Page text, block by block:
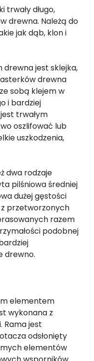
trwały długo,
drewna. Należą do
jak dąb, klon i
jest sklejka,
drewna
sobą klejem w
i bardziej
trwałym
oszlifować lub
uszkodzenia,
dwa rodzaje
pilśniowa średniej
dużej gęstości
przetworzonych
razem
podobnej
drewno.
elementem
wykonana z
Rama jest
odsłonięty
elementów